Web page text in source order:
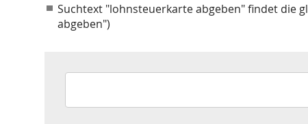
Suchtext "lohnsteuerkarte abgeben" findet die
abgeben")